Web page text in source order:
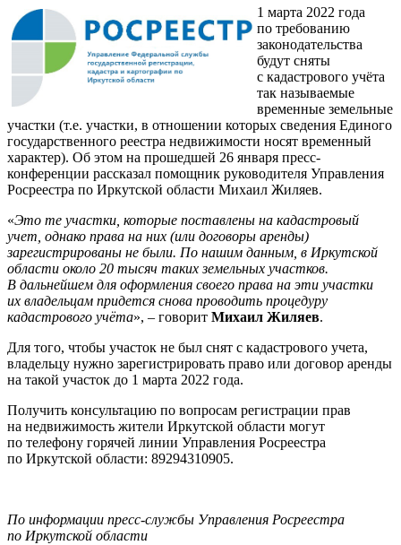
1 марта 2022 года
по требованию
законодательства
будут сняты
с кадастрового учёта
так называемые
временные земельные
участки (т.е. участки, в отношении которых сведения Единого
государственного реестра недвижимости носят временный
характер). Об этом на прошедшей 26 января пресс-
конференции рассказал помощник руководителя Управления
Росреестра по Иркутской области Михаил Жиляев.
«Это те участки, которые поставлены на кадастровый
учет, однако права на них (или договоры аренды)
зарегистрированы не были. По нашим данным, в Иркутской
области около 20 тысяч таких земельных участков.
В дальнейшем для оформления своего права на эти участки
их владельцам придется снова проводить процедуру
кадастрового учёта», – говорит Михаил Жиляев.
Для того, чтобы участок не был снят с кадастрового учета,
владельцу нужно зарегистрировать право или договор аренды
на такой участок до 1 марта 2022 года.
Получить консультацию по вопросам регистрации прав
на недвижимость жители Иркутской области могут
по телефону горячей линии Управления Росреестра
по Иркутской области: 89294310905.
По информации пресс-службы Управления Росреестра
по Иркутской области